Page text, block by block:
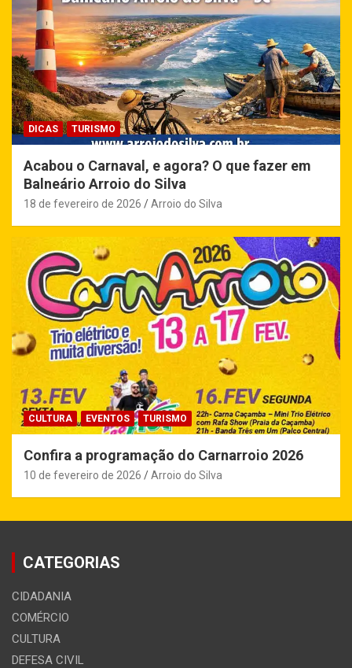
DICAS TURISMO
Acabou o Carnaval, e agora? O que fazer em
Balneário Arroio do Silva
18 de fevereiro de 2026 Arroio do Silva
CULTURA EVENTOS TURISMO
Confira a programação do Carnarroio 2026
10 de fevereiro de 2026 Arroio do Silva
CATEGORIAS
CIDADANIA
COMÉRCIO
CULTURA
DEFESA CIVIL